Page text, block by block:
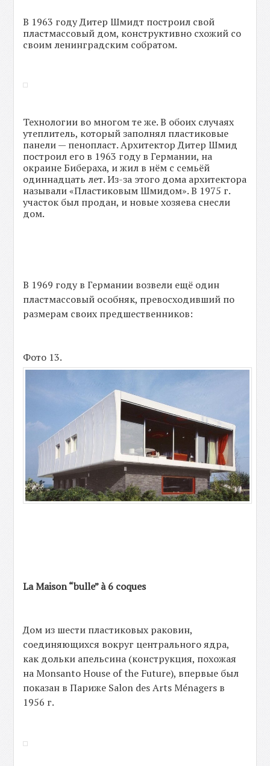
В 1963 году Дитер Шмидт построил свой
пластмассовый дом, конструктивно схожий со
своим ленинградским собратом.
Технологии во многом те же. В обоих случаях
утеплитель, который заполнял пластиковые
панели — пенопласт. Архитектор Дитер Шмид
построил его в 1963 году в Германии, на
окраине Бибераха, и жил в нём с семьёй
одиннадцать лет. Из-за этого дома архитектора
называли «Пластиковым Шмидом». В 1975 г.
участок был продан, и новые хозяева снесли
дом.
В 1969 году в Германии возвели ещё один
пластмассовый особняк, превосходивший по
размерам своих предшественников:
Фото 13.
La Maison “bulle” à 6 coques
Дом из шести пластиковых раковин,
соединяющихся вокруг центрального ядра,
как дольки апельсина (конструкция, похожая
на Monsanto House of the Future), впервые был
показан в Париже Salon des Arts Ménagers в
1956 г.